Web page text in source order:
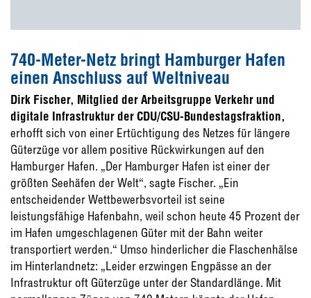
740-Meter-Netz bringt Hamburger Hafen
einen Anschluss auf Weltniveau
Dirk Fischer, Mitglied der Arbeitsgruppe Verkehr und
digitale Infrastruktur der CDU/CSU-Bundestagsfraktion,
erhofft sich von einer Ertüchtigung des Netzes für längere
Güterzüge vor allem positive Rückwirkungen auf den
Hamburger Hafen. „Der Hamburger Hafen ist einer der
größten Seehäfen der Welt“, sagte Fischer. „Ein
entscheidender Wettbewerbsvorteil ist seine
leistungsfähige Hafenbahn, weil schon heute 45 Prozent der
im Hafen umgeschlagenen Güter mit der Bahn weiter
transportiert werden.“ Umso hinderlicher die Flaschenhälse
im Hinterlandnetz: „Leider erzwingen Engpässe an der
Infrastruktur oft Güterzüge unter der Standardlänge. Mit